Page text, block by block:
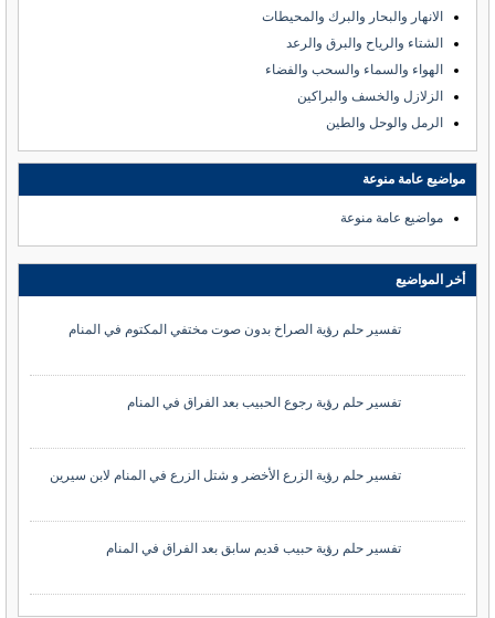
الانهار والبحار والبرك والمحيطات
الشتاء والرياح والبرق والرعد
الهواء والسماء والسحب والفضاء
الزلازل والخسف والبراكين
الرمل والوحل والطين
مواضيع عامة منوعة
مواضيع عامة منوعة
أخر المواضيع
تفسير حلم رؤية الصراخ بدون صوت مختفي المكتوم في المنام
تفسير حلم رؤية رجوع الحبيب بعد الفراق في المنام
تفسير حلم رؤية الزرع الأخضر و شتل الزرع في المنام لابن سيرين
تفسير حلم رؤية حبيب قديم سابق بعد الفراق في المنام